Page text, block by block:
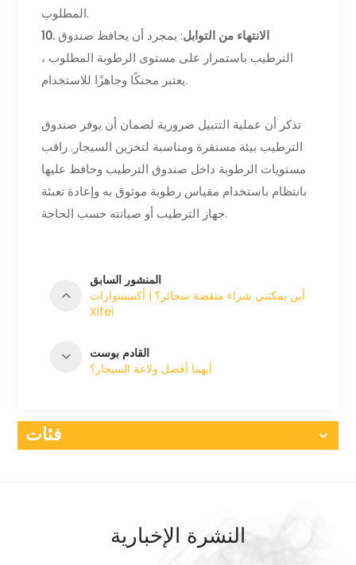
المطلوب.
10. الانتهاء من التوابل: بمجرد أن يحافظ صندوق
الترطيب باستمرار على مستوى الرطوبة المطلوب ،
يعتبر محنكًا وجاهزًا للاستخدام.
تذكر أن عملية التتبيل ضرورية لضمان أن يوفر صندوق
الترطيب بيئة مستقرة ومناسبة لتخزين السيجار. راقب
مستويات الرطوبة داخل صندوق الترطيب وحافظ عليها
بانتظام باستخدام مقياس رطوبة موثوق به وإعادة تعبئة
جهاز الترطيب أو صيانته حسب الحاجة.
المنشور السابق
أين يمكنني شراء منفضة سجائر؟ | أكسسوارات
Xifei
القادم بوست
أيهما أفضل ولاعة السيجار؟
فئات
النشرة الإخبارية